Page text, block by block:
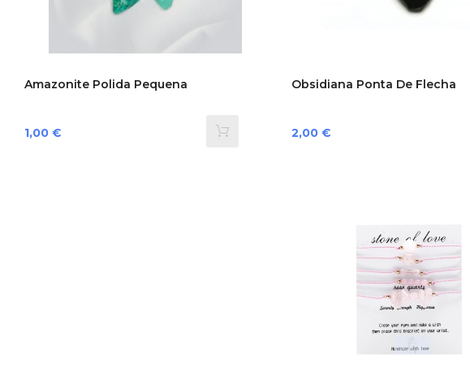
Amazonite Polida Pequena
Preço
1,00 €
Obsidiana Ponta De Flecha
Preço
2,00 €